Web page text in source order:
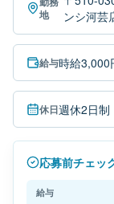
地
ンシ河芸
給与時給3,000
休日週休2日制
応募前チェッ
給与